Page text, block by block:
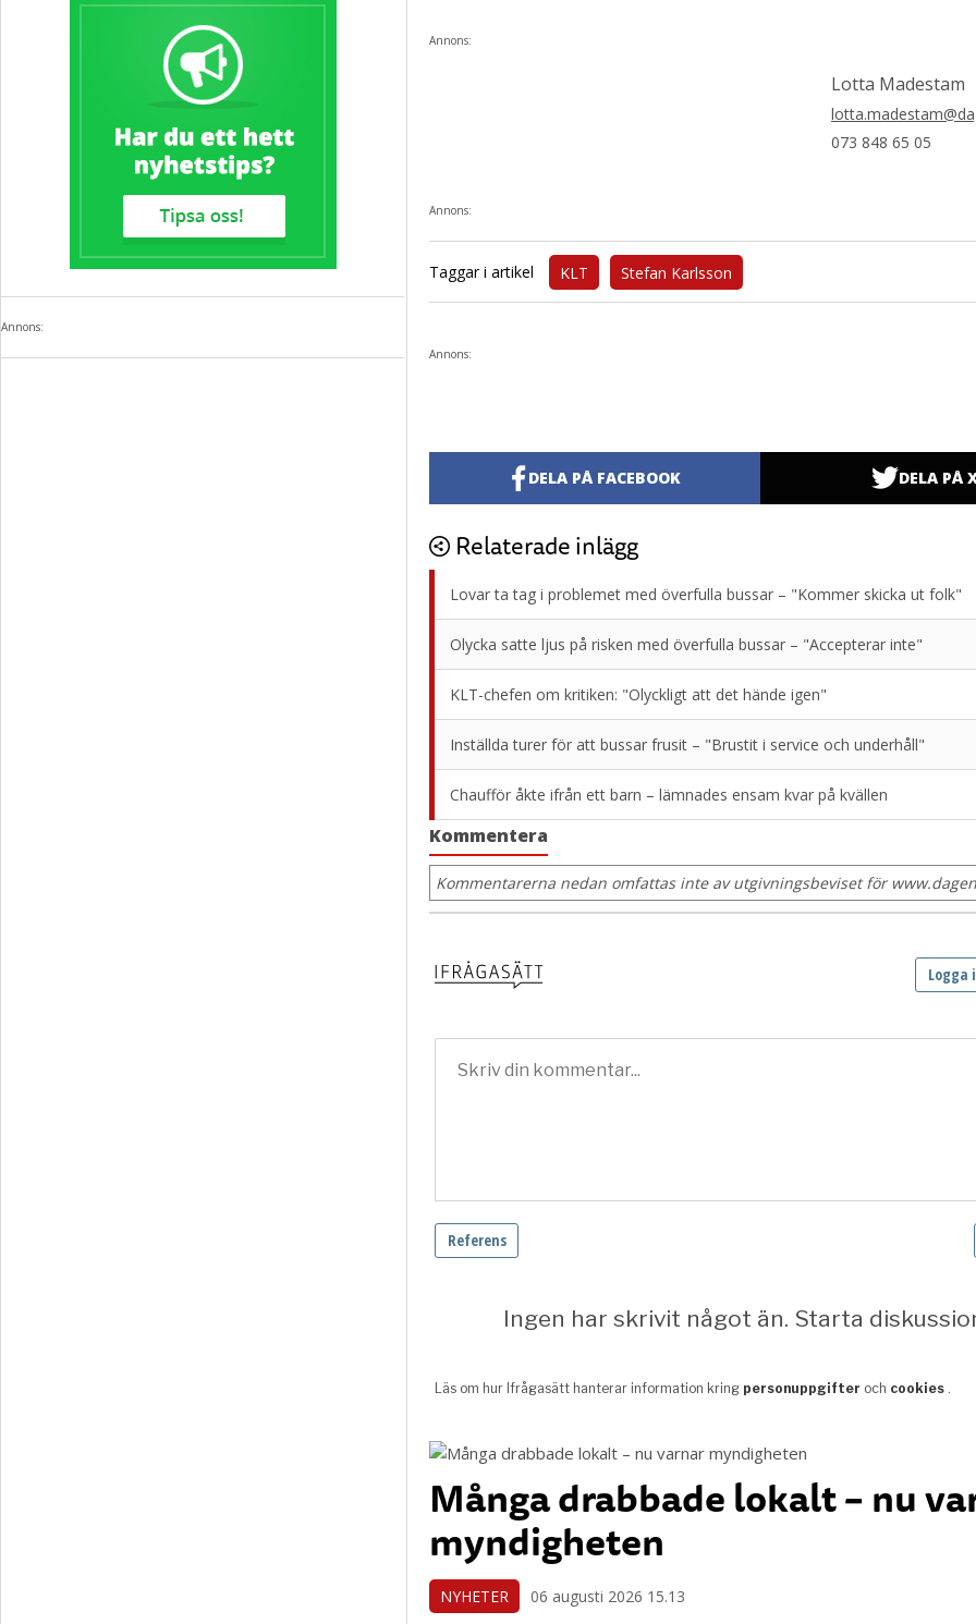
Annons:
Annons:
Lotta Madestam
073 848 65 05
Annons:
Taggar i artikel KLT Stefan Karlsson
Annons:
DELA PÅ FACEBOOK DELA PÅ
Relaterade inlägg
Lovar ta tag i problemet med överfulla bussar – "Kommer skicka ut folk"
Olycka satte ljus på risken med överfulla bussar – "Accepterar inte"
KLT-chefen om kritiken: "Olyckligt att det hände igen"
Inställda turer för att bussar frusit – "Brustit i service och underhåll"
Chaufför åkte ifrån ett barn – lämnades ensam kvar på kvällen
Kommentera
Kommentarerna nedan omfattas inte av utgivningsbeviset för
Många drabbade lokalt – nu
myndigheten
NYHETER 06 augusti 2026 15.13